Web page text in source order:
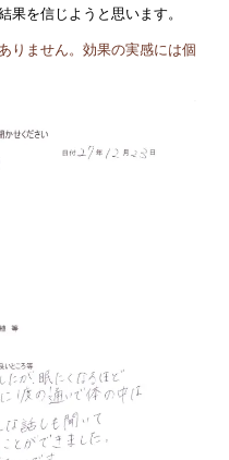
果を信じようと思います。
りません。効果の実感には個